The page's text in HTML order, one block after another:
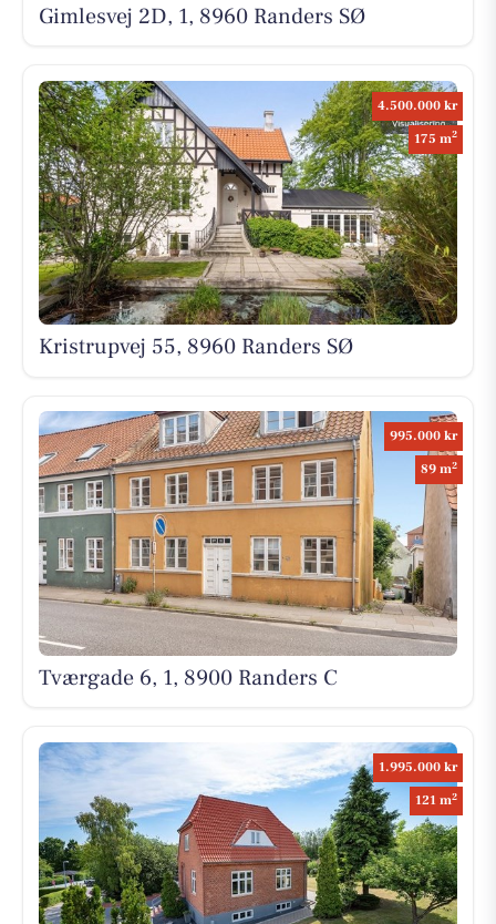
Gimlesvej 2D, 1, 8960 Randers SØ
4.500.000 kr
175 m2
Kristrupvej 55, 8960 Randers SØ
995.000 kr
89 m2
Tværgade 6, 1, 8900 Randers C
1.995.000 kr
121 m2